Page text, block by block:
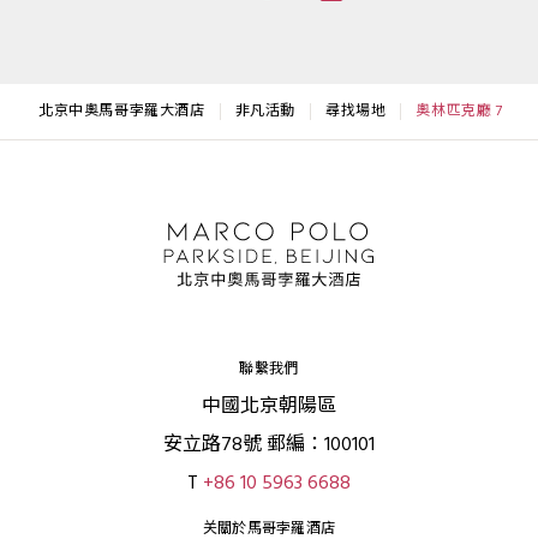
北京中奧馬哥孛羅大酒店 非凡活動 尋找場地 奧林匹克廳 7
聯繫我們
中國北京朝陽區
安立路78號 郵編：100101
T +86 10 5963 6688
关關於馬哥孛羅酒店